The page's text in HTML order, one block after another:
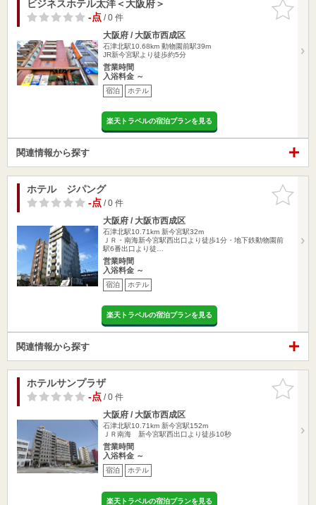
お気に入
りに追加
ビジネスホテル太洋＜大阪府＞
-点/ 0 件
大阪府 / 大阪市西成区
石津北駅10.68km 動物園前駅39m
JR新今宮駅より徒歩約5分
営業時間
入浴料金 ～
宿泊 ホテル
楽天トラベルの宿泊プランを見る
関連情報から探す
お気に入
りに追加
ホテル ジパング
-点/ 0 件
大阪府 / 大阪市西成区
石津北駅10.71km 新今宮駅32m
ＪＲ・南海新今宮駅西出口より徒歩1分・地下鉄動物園前
駅6番出口より徒…
営業時間
入浴料金 ～
宿泊 ホテル
楽天トラベルの宿泊プランを見る
関連情報から探す
お気に入
りに追加
ホテルサンプラザ
-点/ 0 件
大阪府 / 大阪市西成区
石津北駅10.71km 新今宮駅152m
ＪＲ南海 新今宮駅西出口より徒歩10秒
営業時間
入浴料金 ～
宿泊 ホテル
楽天トラベルの宿泊プランを見る